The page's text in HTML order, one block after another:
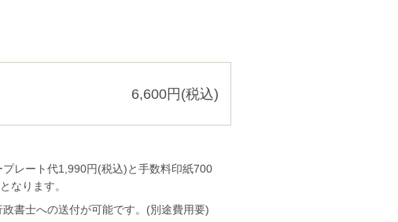
6,600円(税込)
レート代1,990円(税込)と手数料印紙700
なります。
書士への送付が可能です。(別途費用要)